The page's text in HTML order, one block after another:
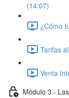
(14:07)
¿Cómo
Tarifas
Venta
Módulo 3 -